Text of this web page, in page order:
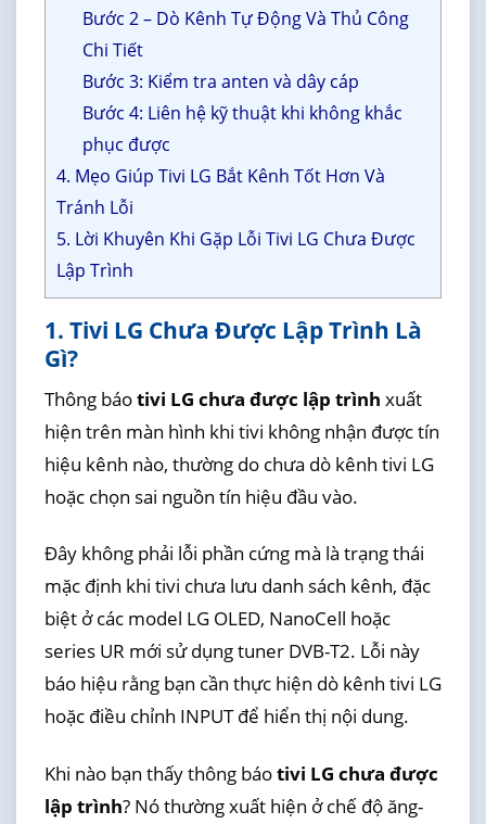
Bước 2 – Dò Kênh Tự Động Và Thủ Công
Chi Tiết
Bước 3: Kiểm tra anten và dây cáp
Bước 4: Liên hệ kỹ thuật khi không khắc
phục được
4. Mẹo Giúp Tivi LG Bắt Kênh Tốt Hơn Và
Tránh Lỗi
5. Lời Khuyên Khi Gặp Lỗi Tivi LG Chưa Được
Lập Trình
1. Tivi LG Chưa Được Lập Trình Là
Gì?
Thông báotivi LG chưa được lập trình xuất
hiện trên màn hình khi tivi không nhận được tín
hiệu kênh nào, thường do chưa dò kênh tivi LG
hoặc chọn sai nguồn tín hiệu đầu vào.
Đây không phải lỗi phần cứng mà là trạng thái
mặc định khi tivi chưa lưu danh sách kênh, đặc
biệt ở các model LG OLED, NanoCell hoặc
series UR mới sử dụng tuner DVB-T2. Lỗi này
báo hiệu rằng bạn cần thực hiện dò kênh tivi LG
hoặc điều chỉnh INPUT để hiển thị nội dung.
Khi nào bạn thấy thông báotivi LG chưa được
lập trình? Nó thường xuất hiện ở chế độ ăng-